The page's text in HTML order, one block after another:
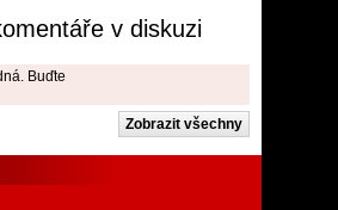
v diskuzi
Buďte